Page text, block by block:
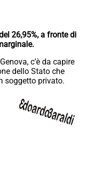
26,95%, a fronte di
c’è da capire
dello Stato che
soggetto privato.